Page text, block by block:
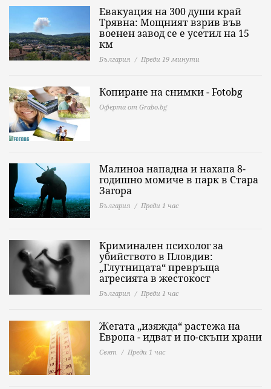
Евакуация на 300 души край
Трявна: Мощният взрив във
военен завод се е усетил на 15
км
България Преди 19 минути
Копиране на снимки - Fotobg
Оферта от Grabo.bg
Малиноа нападна и нахапа 8-
годишно момиче в парк в Стара
Загора
България Преди 1 час
Криминален психолог за
убийството в Пловдив:
„Глутницата“ превръща
агресията в жестокост
България Преди 1 час
Жегата „изяжда“ растежа на
Европа - идват и по-скъпи храни
Свят Преди 1 час